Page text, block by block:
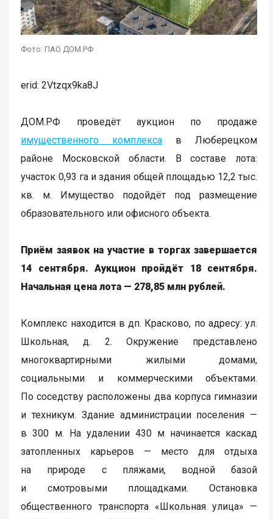
Фото: ПАО ДОМ.РФ
erid: 2Vtzqx9ka8J
ДОМ.РФ проведёт аукцион по продаже
имущественного комплекса в Люберецком
районе Московской области. В составе лота:
участок 0,93 га и здания общей площадью 12,2 тыс.
кв. м. Имущество подойдёт под размещение
образовательного или офисного объекта.
Приём заявок на участие в торгах завершается
14 сентября. Аукцион пройдёт 18 сентября.
Начальная цена лота — 278,85 млн рублей.
Комплекс находится в дп. Красково, по адресу: ул.
Школьная, д. 2. Окружение представлено
многоквартирными жилыми домами,
социальными и коммерческими объектами.
По соседству расположены два корпуса гимназии
и техникум. Здание администрации поселения —
в 300 м. На удалении 430 м начинается каскад
затопленных карьеров — место для отдыха
на природе с пляжами, водной базой
и смотровыми площадками. Остановка
общественного транспорта «Школьная улица» —